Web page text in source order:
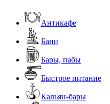
Антикафе
Бани
Бары, пабы
Быстрое питание
Кальян-бары